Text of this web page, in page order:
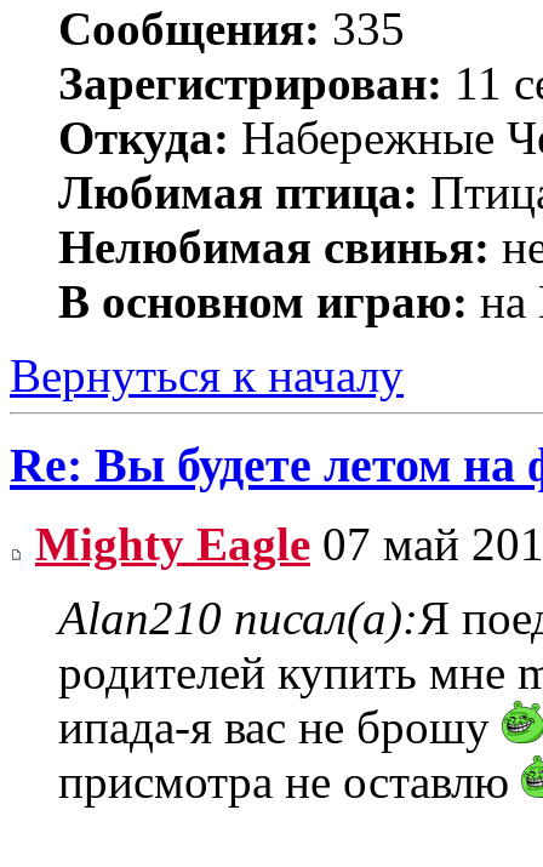
Сообщения: 335
Зарегистрирован: 11
Откуда: Набережные
Любимая птица:
Нелюбимая свинья:
В основном играю: на
Вернуться к началу
Re: Вы будете летом на
Mighty Eagle 07 май
Alan210 писал(а):Я
родителей купить мне
ипада-я вас не брошу
присмотра не оставлю